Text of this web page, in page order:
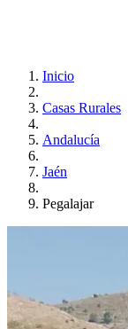
Inicio
Casas Rurales
Andalucía
Jaén
Pegalajar